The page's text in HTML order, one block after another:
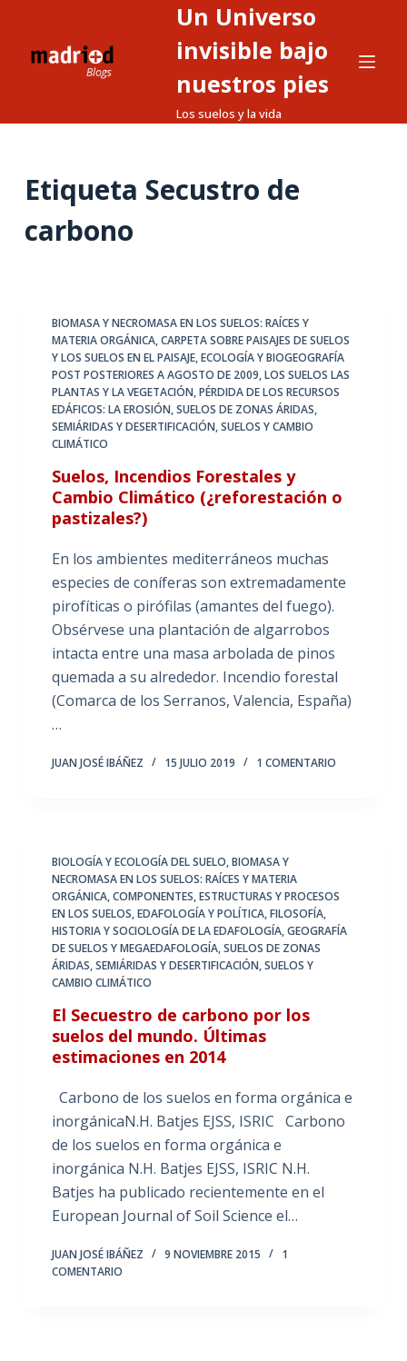
o
Un Universo
invisible bajo
nuestros pies
Los suelos y la vida
Etiqueta Secustro de
carbono
BIOMASA Y NECROMASA EN LOS SUELOS: RAÍCES Y
MATERIA ORGÁNICA,CARPETA SOBRE PAISAJES DE SUELOS
Y LOS SUELOS EN EL PAISAJE,ECOLOGÍA Y BIOGEOGRAFÍA
POST POSTERIORES A AGOSTO DE 2009,LOS SUELOS LAS
PLANTAS Y LA VEGETACIÓN,PÉRDIDA DE LOS RECURSOS
EDÁFICOS: LA EROSIÓN,SUELOS DE ZONAS ÁRIDAS,
SEMIÁRIDAS Y DESERTIFICACIÓN,SUELOS Y CAMBIO
CLIMÁTICO
Suelos, Incendios Forestales y
Cambio Climático (¿reforestación o
pastizales?)
En los ambientes mediterráneos muchas
especies de coníferas son extremadamente
pirofíticas o pirófilas (amantes del fuego).
Obsérvese una plantación de algarrobos
intacta entre una masa arbolada de pinos
quemada a su alrededor. Incendio forestal
(Comarca de los Serranos, Valencia, España)
…
JUAN JOSÉ IBÁÑEZ 15 JULIO 2019 1 COMENTARIO
BIOLOGÍA Y ECOLOGÍA DEL SUELO,BIOMASA Y
NECROMASA EN LOS SUELOS: RAÍCES Y MATERIA
ORGÁNICA,COMPONENTES, ESTRUCTURAS Y PROCESOS
EN LOS SUELOS,EDAFOLOGÍA Y POLÍTICA,FILOSOFÍA,
HISTORIA Y SOCIOLOGÍA DE LA EDAFOLOGÍA,GEOGRAFÍA
DE SUELOS Y MEGAEDAFOLOGÍA,SUELOS DE ZONAS
ÁRIDAS, SEMIÁRIDAS Y DESERTIFICACIÓN,SUELOS Y
CAMBIO CLIMÁTICO
El Secuestro de carbono por los
suelos del mundo. Últimas
estimaciones en 2014
Carbono de los suelos en forma orgánica e
inorgánicaN.H. Batjes EJSS, ISRIC Carbono
de los suelos en forma orgánica e
inorgánica N.H. Batjes EJSS, ISRIC N.H.
Batjes ha publicado recientemente en el
European Journal of Soil Science el…
JUAN JOSÉ IBÁÑEZ 9 NOVIEMBRE 2015
1
COMENTARIO